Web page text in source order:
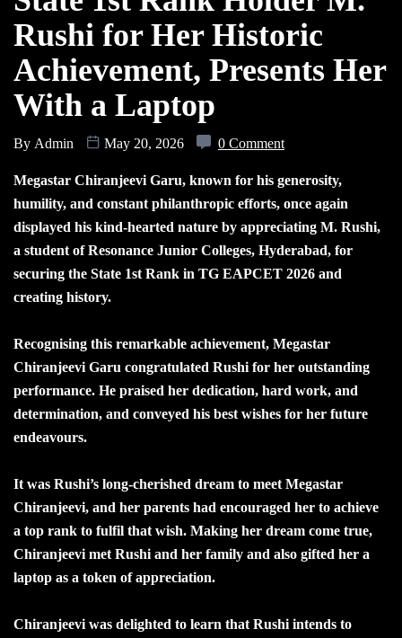
Rushi for Her Historic
Achievement, Presents Her
With a Laptop
By Admin May 20, 2026 0 Comment
Megastar Chiranjeevi Garu, known for his generosity,
humility, and constant philanthropic efforts, once again
displayed his kind-hearted nature by appreciating M. Rushi,
a student of Resonance Junior Colleges, Hyderabad, for
securing the State 1st Rank in TG EAPCET 2026 and
creating history.
Recognising this remarkable achievement, Megastar
Chiranjeevi Garu congratulated Rushi for her outstanding
performance. He praised her dedication, hard work, and
determination, and conveyed his best wishes for her future
endeavours.
It was Rushi’s long-cherished dream to meet Megastar
Chiranjeevi, and her parents had encouraged her to achieve
a top rank to fulfil that wish. Making her dream come true,
Chiranjeevi met Rushi and her family and also gifted her a
laptop as a token of appreciation.
Chiranjeevi was delighted to learn that Rushi intends to